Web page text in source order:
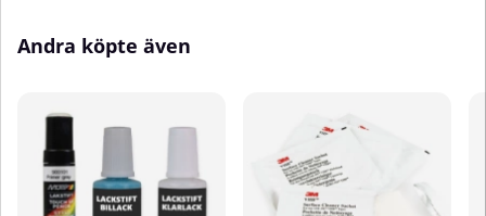
Andra köpte även